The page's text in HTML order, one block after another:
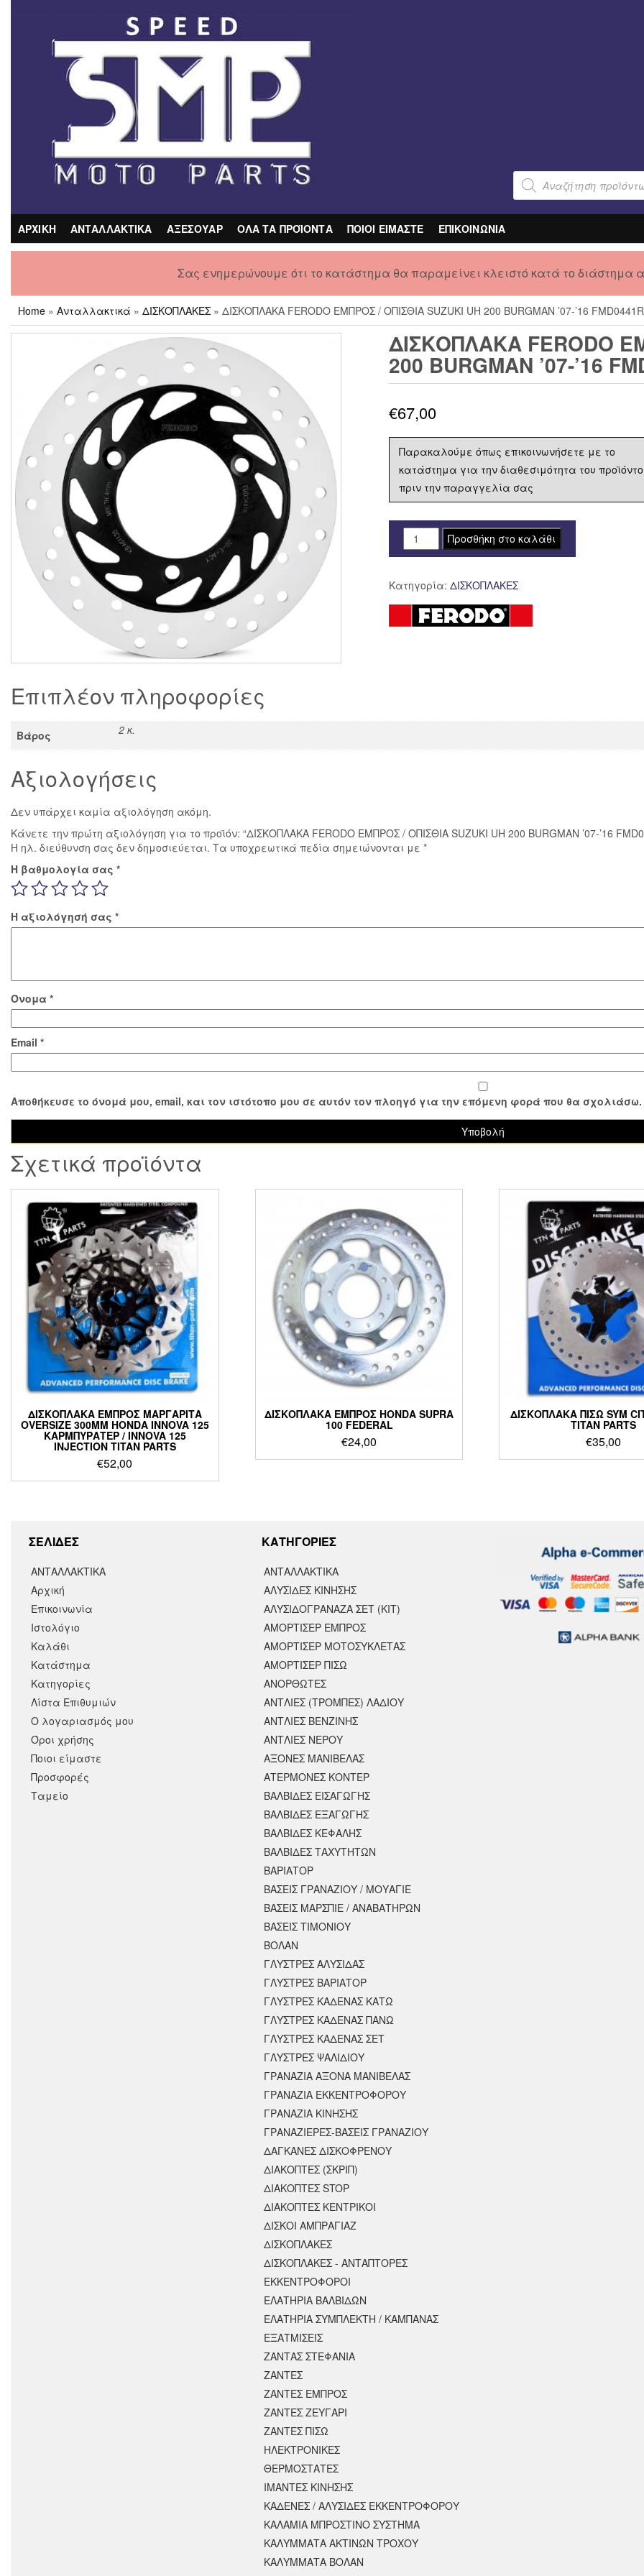
Products
search
ΑΡΧΙΚΗ ΑΝΤΑΛΛΑΚΤΙΚΑ ΑΞΕΣΟΥΑΡ ΟΛΑ ΤΑ ΠΡΟΪΟΝΤΑ ΠΟΙΟΙ ΕΙΜΑΣΤΕ ΕΠΙΚΟΙΝΩΝΙΑ
Σας ενημερώνουμε ότι το κατάστημα θα παραμείνει κλειστό κατά το διάστημα
Home » Ανταλλακτικά » ΔΙΣΚΟΠΛΑΚΕΣ » ΔΙΣΚΟΠΛΑΚΑ FERODO ΕΜΠΡΟΣ / ΟΠΙΣΘΙΑ SUZUKI UH 200 BURGMAN ’07-’16 FMD0441R
ΔΙΣΚΟΠΛΑΚΑ FERODO
200 BURGMAN ’07-’16
€67,00
Παρακαλούμε όπως επικοινωνήσετε με το
κατάστημα για την διαθεσιμότητα του
πριν την παραγγελία σας
ΔΙΣΚΟΠΛΑΚΑ
FERODO
/
ΟΠΙΣΘΙΑ
SUZUKI
ποσότητα
Προσθήκη στο καλάθι
Κατηγορία: ΔΙΣΚΟΠΛΑΚΕΣ
Επιπλέον πληροφορίες
Βάρος 2 κ.
Αξιολογήσεις
Δεν υπάρχει καμία αξιολόγηση ακόμη.
Κάνετε την πρώτη αξιολόγηση για το προϊόν: “ΔΙΣΚΟΠΛΑΚΑ FERODO ΕΜΠΡΟΣ / ΟΠΙΣΘΙΑ SUZUKI UH 200 BURGMAN ’07-’16
Η ηλ. διεύθυνση σας δεν δημοσιεύεται. Τα υποχρεωτικά πεδία σημειώνονται με *
Η βαθμολογία σας *
Η αξιολόγησή σας *
Όνομα *
Email *
Αποθήκευσε το όνομά μου, email, και τον ιστότοπο μου σε αυτόν τον πλοηγό για την επόμενη φορά που θα σχολιάσω.
Σχετικά προϊόντα
ΔΙΣΚΟΠΛΑΚΑ ΕΜΠΡΟΣ ΜΑΡΓΑΡΙΤΑ
OVERSIZE 300MM HONDA INNOVA 125
ΚΑΡΜΠΥΡΑΤΕΡ / INNOVA 125
INJECTION TITAN PARTS
€52,00
ΔΙΣΚΟΠΛΑΚΑ ΕΜΠΡΟΣ HONDA SUPRA
100 FEDERAL
€24,00
ΔΙΣΚΟΠΛΑΚΑ ΠΙΣΩ SYM
TITAN PARTS
€35,00
ΣΕΛΙΔΕΣ
ΑΝΤΑΛΛΑΚΤΙΚΑ
Αρχική
Επικοινωνία
Ιστολόγιο
Καλάθι
Κατάστημα
Κατηγορίες
Λίστα Επιθυμιών
Ο λογαριασμός μου
Όροι χρήσης
Ποιοι είμαστε
Προσφορές
Ταμείο
KΑΤΗΓΟΡΙΕΣ
ΑΝΤΑΛΛΑΚΤΙΚΆ
ΑΛΥΣΙΔΕΣ ΚΙΝΗΣΗΣ
ΑΛΥΣΙΔΟΓΡΑΝΑΖΑ ΣΕΤ (ΚΙΤ)
ΑΜΟΡΤΙΣΕΡ ΕΜΠΡΟΣ
ΑΜΟΡΤΙΣΈΡ ΜΟΤΟΣΥΚΛΈΤΑΣ
ΑΜΟΡΤΙΣΕΡ ΠΙΣΩ
ΑΝΟΡΘΩΤΕΣ
ΑΝΤΛΙΕΣ (ΤΡΟΜΠΕΣ) ΛΑΔΙΟΥ
ΑΝΤΛΙΕΣ ΒΕΝΖΙΝΗΣ
ΑΝΤΛΙΕΣ ΝΕΡΟΥ
ΑΞΟΝΕΣ ΜΑΝΙΒΕΛΑΣ
ΑΤΕΡΜΟΝΕΣ ΚΟΝΤΕΡ
ΒΑΛΒΙΔΕΣ ΕΙΣΑΓΩΓΗΣ
ΒΑΛΒΙΔΕΣ ΕΞΑΓΩΓΗΣ
ΒΑΛΒΙΔΕΣ ΚΕΦΑΛΗΣ
ΒΑΛΒΙΔΕΣ ΤΑΧΥΤΗΤΩΝ
ΒΑΡΙΑΤΟΡ
ΒΑΣΕΙΣ ΓΡΑΝΑΖΙΟΥ / ΜΟΥΑΓΙΕ
ΒΑΣΕΙΣ ΜΑΡΣΠΙΕ / ΑΝΑΒΑΤΗΡΩΝ
ΒΑΣΕΙΣ ΤΙΜΟΝΙΟΥ
ΒΟΛΑΝ
ΓΛΥΣΤΡΕΣ ΑΛΥΣΙΔΑΣ
ΓΛΥΣΤΡΕΣ ΒΑΡΙΑΤΟΡ
ΓΛΥΣΤΡΕΣ ΚΑΔΕΝΑΣ ΚΑΤΩ
ΓΛΥΣΤΡΕΣ ΚΑΔΕΝΑΣ ΠΑΝΩ
ΓΛΥΣΤΡΕΣ ΚΑΔΕΝΑΣ ΣΕΤ
ΓΛΥΣΤΡΕΣ ΨΑΛΙΔΙΟΥ
ΓΡΑΝΑΖΙΑ ΑΞΟΝΑ ΜΑΝΙΒΕΛΑΣ
ΓΡΑΝΑΖΙΑ ΕΚΚΕΝΤΡΟΦΟΡΟΥ
ΓΡΑΝΑΖΙΑ ΚΙΝΗΣΗΣ
ΓΡΑΝΑΖΙΕΡΕΣ-ΒΑΣΕΙΣ ΓΡΑΝΑΖΙΟΥ
ΔΑΓΚΑΝΕΣ ΔΙΣΚΟΦΡΕΝΟΥ
ΔΙΑΚΟΠΤΕΣ (ΣΚΡΙΠ)
ΔΙΑΚΟΠΤΕΣ STOP
ΔΙΑΚΟΠΤΕΣ ΚΕΝΤΡΙΚΟΙ
ΔΙΣΚΟΙ ΑΜΠΡΑΓΙΑΖ
ΔΙΣΚΟΠΛΑΚΕΣ
ΔΙΣΚΟΠΛΑΚΕΣ - ΑΝΤΑΠΤΟΡΕΣ
ΕΚΚΕΝΤΡΟΦΟΡΟΙ
ΕΛΑΤΗΡΙΑ ΒΑΛΒΙΔΩΝ
ΕΛΑΤΗΡΙΑ ΣΥΜΠΛΕΚΤΗ / ΚΑΜΠΑΝΑΣ
ΕΞΑΤΜΙΣΕΙΣ
ΖΑΝΤΑΣ ΣΤΕΦΑΝΙΑ
ΖΑΝΤΕΣ
ΖΑΝΤΕΣ ΕΜΠΡΟΣ
ΖΑΝΤΕΣ ΖΕΥΓΑΡΙ
ΖΑΝΤΕΣ ΠΙΣΩ
ΗΛΕΚΤΡΟΝΙΚΕΣ
ΘΕΡΜΟΣΤΑΤΕΣ
ΙΜΑΝΤΕΣ ΚΙΝΗΣΗΣ
ΚΑΔΕΝΕΣ / ΑΛΥΣΙΔΕΣ ΕΚΚΕΝΤΡΟΦΟΡΟΥ
ΚΑΛΑΜΙΑ ΜΠΡΟΣΤΙΝΟ ΣΥΣΤΗΜΑ
ΚΑΛΥΜΜΑΤΑ ΑΚΤΙΝΩΝ ΤΡΟΧΟΥ
ΚΑΛΥΜΜΑΤΑ ΒΟΛΑΝ